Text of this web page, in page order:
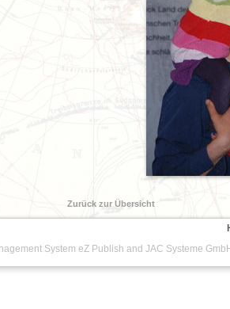
Zurück zur Übersicht
System eZ Publish and JAC Systeme